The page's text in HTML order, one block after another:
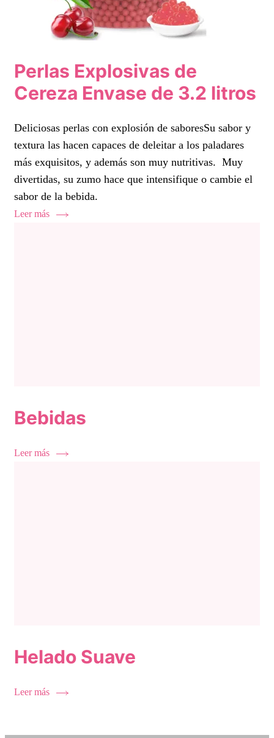
Perlas Explosivas de
Cereza Envase de 3.2 litros
Deliciosas perlas con explosión de saboresSu sabor y
textura las hacen capaces de deleitar a los paladares
más exquisitos, y además son muy nutritivas. Muy
divertidas, su zumo hace que intensifique o cambie el
sabor de la bebida.
Leer más
Bebidas
Leer más
Helado Suave
Leer más